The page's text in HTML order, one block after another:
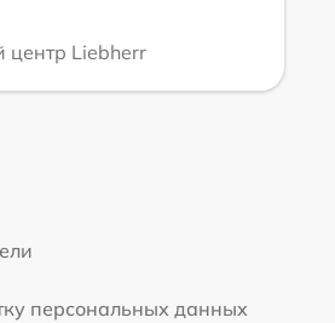
Liebherr
персональных данных